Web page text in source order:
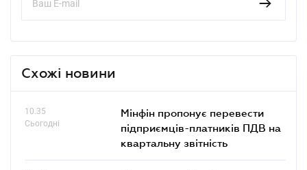
Схожі новини
10.35
Сьогодні
Мінфін пропонує перевести
підприємців-платників ПДВ на
квартальну звітність